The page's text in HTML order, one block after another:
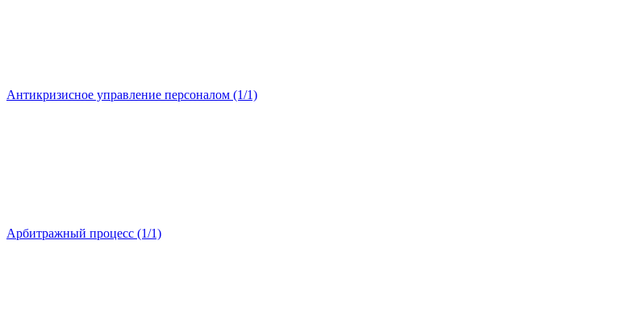
Антикризисное управление персоналом (1/1)
Арбитражный процесс (1/1)